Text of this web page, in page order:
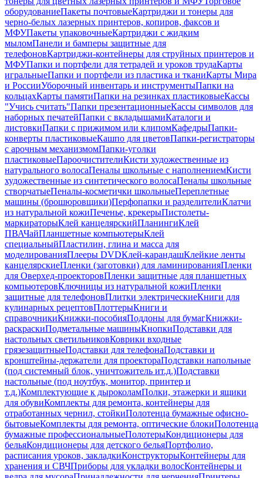
оборудованиеПакеты почтовыеКартриджи и тонеры для
черно-белых лазерных принтеров, копиров, факсов и
МФУПакеты упаковочныеКартриджи с жидким
мыломПанели и бамперы защитные для
телефоновКартриджи-контейнеры для струйных принтеров и
МФУПапки и портфели для тетрадей и уроков трудаКарты
игральныеПапки и портфели из пластика и тканиКарты Мира
и РоссииУборочный инвентарь и инструментыПапки на
кольцахКарты памятиПапки на резинках пластиковыеКассы
"Учись считать"Папки презентационныеКассы символов для
наборных печатейПапки с вкладышамиКаталоги и
листовкиПапки с прижимом или клипомКафедрыПапки-
конверты пластиковыеКашпо для цветовПапки-регистраторы
с арочным механизмомПапки-уголки
пластиковыеПароочистителиКисти художественные из
натурального волосаПеналы школьные с наполнениемКисти
художественные из синтетического волосаПеналы школьные
створчатыеПеналы-косметички школьныеПереплетные
машины (брошюровщики)Перфопапки и разделителиКлатчи
из натуральной кожиПеченье, крекерыПистолеты-
маркираторыКлей канцелярскийПланингиКлей
ПВАЧайПланшетные компьютерыКлей
специальныйПластилин, глина и масса для
моделированияПлееры DVDКлей-карандашКлейкие ленты
канцелярскиеПленки (заготовки) для ламинированияПленки
для Оверхед-проекторовПленки защитные для планшетных
компьютеровКлючницы из натуральной кожиПленки
защитные для телефоновПлитки электрическиеКниги для
кулинарных рецептовПлоттерыКниги и
справочникиКнижки-пособияПоддоны для бумагКнижки-
раскраскиПодметальные машиныКнопкиПодставки для
настольных светильниковКоврики входные
грязезащитныеПодставки для телефонаПодставки и
кронштейны-держатели для проектораПодставки напольные
(под системный блок, уничтожитель ит.д.)Подставки
настольные (под ноутбук, монитор, принтер и
т.д.)Комплектующие к дыроколамПолки, этажерки и ящики
для обувиКомплекты для ремонта, контейнеры для
отработанных чернил, стойкиПолотенца бумажные офисно-
бытовыеКомплекты для ремонта, оптические блокиПолотенца
бумажные профессиональныеПолотерыКондиционеры для
бельяКондиционеры для детского бельяПортфолио,
расписания уроков, закладкиКонструкторыКонтейнеры для
хранения и СВЧПриборы для укладки волосКонтейнеры и